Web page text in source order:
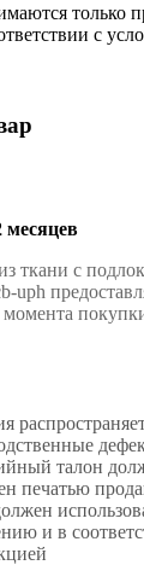
только
с
месяцев
ткани с
uph
момента
талон
печатью
и в